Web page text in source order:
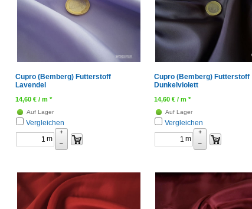
Cupro (Bemberg) Futterstoff
Lavendel
14,60 € / m *
Auf Lager
Vergleichen
m
+
–
Cupro (Bemberg) Futterstoff
Dunkelviolett
14,60 € / m *
Auf Lager
Vergleichen
m
+
–